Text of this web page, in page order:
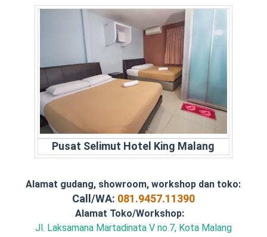
Pusat Selimut Hotel King Malang
Alamat gudang, showroom, workshop dan toko:
Call/WA: 081.9457.11390
Alamat Toko/Workshop:
Jl. Laksamana Martadinata V no.7, Kota Malang